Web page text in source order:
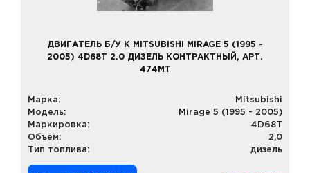
ДВИГАТЕЛЬ Б/У К MITSUBISHI MIRAGE 5 (1995 -
2005) 4D68T 2.0 ДИЗЕЛЬ КОНТРАКТНЫЙ, АРТ.
474MT
Марка:
Mitsubishi
Модель:
Mirage 5 (1995 - 2005)
Маркировка:
4D68T
Объем:
2,0
Тип топлива:
дизель